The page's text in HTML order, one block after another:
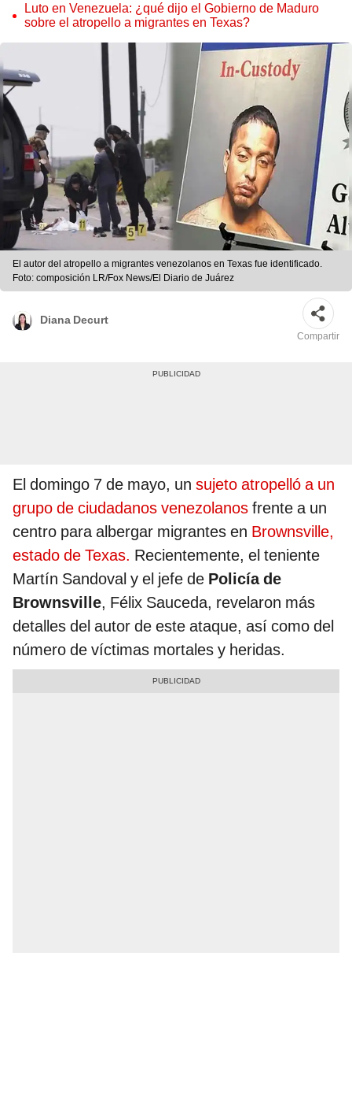
Luto en Venezuela: ¿qué dijo el Gobierno de Maduro
sobre el atropello a migrantes en Texas?
El autor del atropello a migrantes venezolanos en Texas fue identificado.
Foto: composición LR/Fox News/El Diario de Juárez
Diana Decurt
Compartir
El domingo 7 de mayo, un sujeto atropelló a un
grupo de ciudadanos venezolanos frente a un
centro para albergar migrantes en Brownsville,
estado de Texas. Recientemente, el teniente
Martín Sandoval y el jefe de Policía de
Brownsville, Félix Sauceda, revelaron más
detalles del autor de este ataque, así como del
número de víctimas mortales y heridas.